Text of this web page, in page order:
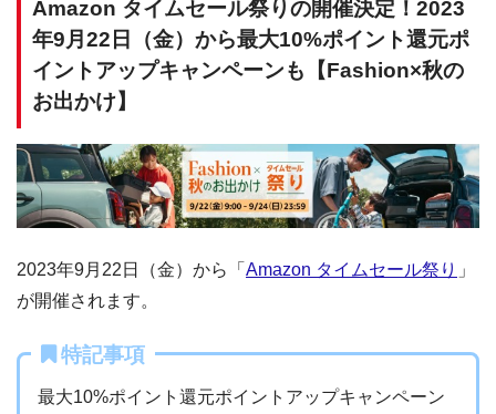
Amazon タイムセール祭りの開催決定！2023
年9月22日（金）から最大10%ポイント還元ポ
イントアップキャンペーンも【Fashion×秋の
お出かけ】
2023年9月22日（金）から「 Amazon タイムセール祭り 」
が開催されます。
特記事項
最大10%ポイント還元ポイントアップキャンペーン